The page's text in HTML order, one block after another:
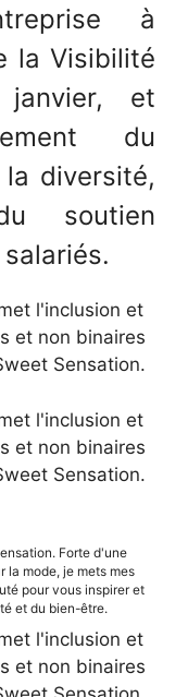
à
la Visibilité
et
du
diversité,
soutien
l'inclusion et
et non binaires
Sensation.
l'inclusion et
et non binaires
Sensation.
Forte d'une
la mode, je mets mes
pour vous inspirer et
et du bien-être.
l'inclusion et
et non binaires